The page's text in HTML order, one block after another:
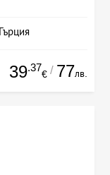
39.37
€ / 77лв.